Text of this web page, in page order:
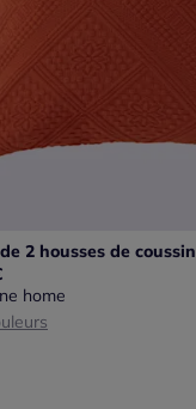
2 housses de coussin
home